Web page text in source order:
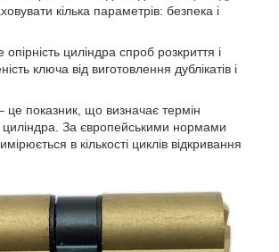
кілька параметрів: безпека і
опірність циліндра спроб розкриття і
ключа від виготовлення дублікатів і
це показник, що визначає термін
За європейськими нормами
в кількості циклів відкривання